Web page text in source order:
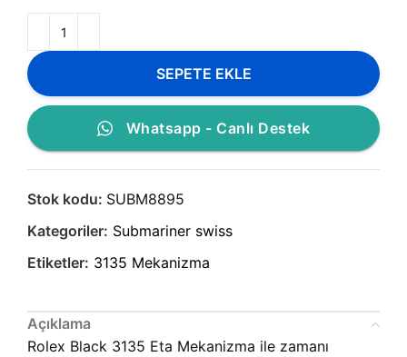
SEPETE EKLE
Whatsapp - Canlı Destek
Stok kodu: SUBM8895
Kategoriler: Submariner swiss
Etiketler: 3135 Mekanizma
Açıklama
Rolex Black 3135 Eta Mekanizma ile zamanı